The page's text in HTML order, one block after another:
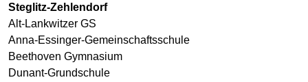
Steglitz-Zehlendorf
Alt-Lankwitzer GS
Anna-Essinger-Gemeinschaftsschule
Beethoven Gymnasium
Dunant-Grundschule